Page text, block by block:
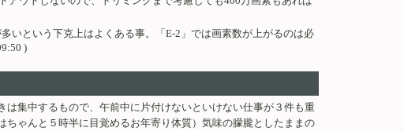
いという下克上はよくある事。「E-2」では画素数が上がるのは必
)
集中するもので、午前中に片付けないといけない仕事が３件も重
ゃんと５時半に目覚めるお年寄り体質）気味の朦朧としたままの